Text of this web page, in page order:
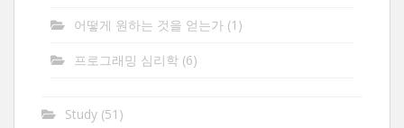
어떻게 원하는 것을 얻는가 (1)
프로그래밍 심리학 (6)
Study (51)